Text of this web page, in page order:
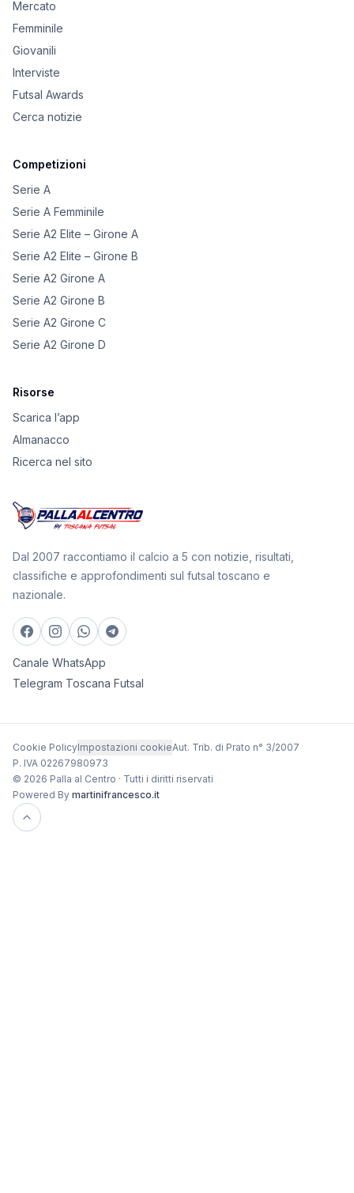
Mercato
Femminile
Giovanili
Interviste
Futsal Awards
Cerca notizie
Competizioni
Serie A
Serie A Femminile
Serie A2 Elite – Girone A
Serie A2 Elite – Girone B
Serie A2 Girone A
Serie A2 Girone B
Serie A2 Girone C
Serie A2 Girone D
Risorse
Scarica l’app
Almanacco
Ricerca nel sito
Dal 2007 raccontiamo il calcio a 5 con notizie, risultati,
classifiche e approfondimenti sul futsal toscano e
nazionale.
Canale WhatsApp
Telegram Toscana Futsal
Cookie PolicyImpostazioni cookieAut. Trib. di Prato n° 3/2007
P. IVA 02267980973
© 2026 Palla al Centro · Tutti i diritti riservati
Powered By martinifrancesco.it